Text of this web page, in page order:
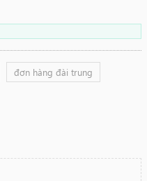
đơn hàng đài trung